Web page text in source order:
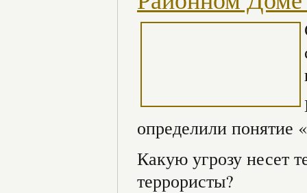
определили понятие
Какую угрозу несет
террористы?